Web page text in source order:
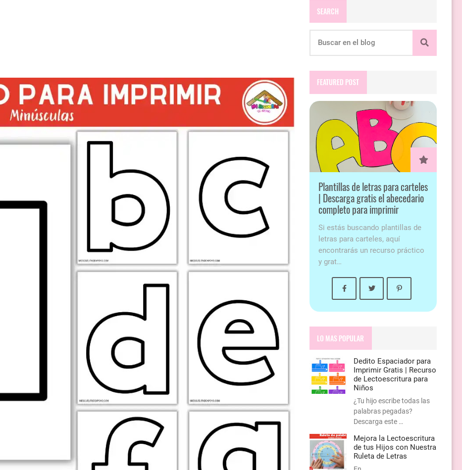
SEARCH
FEATURED POST
Plantillas de letras para carteles
| Descarga gratis el abecedario
completo para imprimir
Si estás buscando plantillas de
letras para carteles, aquí
encontrarás un recurso práctico
y grat…
LO MAS POPULAR
Dedito Espaciador para
Imprimir Gratis | Recurso
de Lectoescritura para
Niños
¿Tu hijo escribe todas las
palabras pegadas?
Descarga este …
Mejora la Lectoescritura
de tus Hijos con Nuestra
Ruleta de Letras